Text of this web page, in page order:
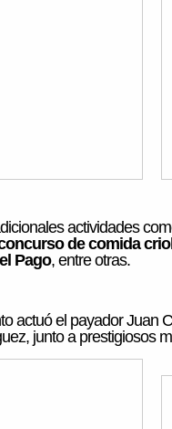
actividades
de comida
Pago, entre otras.
actuó el payador Juan
junto a prestigiosos